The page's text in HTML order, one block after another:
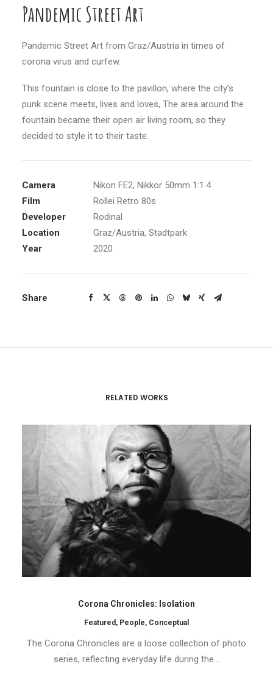
…
Pandemic Street Art
Pandemic Street Art from Graz/Austria in times of
corona virus and curfew.
This fountain is close to the pavillon, where the city’s
punk scene meets, lives and loves, The area around the
fountain became their open air living room, so they
decided to style it to their taste.
Camera
Nikon FE2, Nikkor 50mm 1:1.4
Film
Rollei Retro 80s
Developer
Rodinal
Location
Graz/Austria, Stadtpark
Year
2020
Share
RELATED WORKS
Corona Chronicles: Isolation
Featured , People, Conceptual
The Corona Chronicles are a loose collection of photo
series, reflecting everyday life during the…